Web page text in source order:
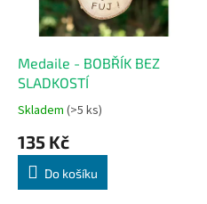
Medaile - BOBŘÍK BEZ
SLADKOSTÍ
Skladem (>5 ks)
135 Kč
Do košíku